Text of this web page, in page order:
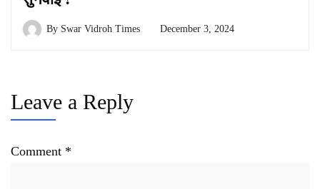
By Swar Vidroh Times December 3, 2024
Leave a Reply
Comment *